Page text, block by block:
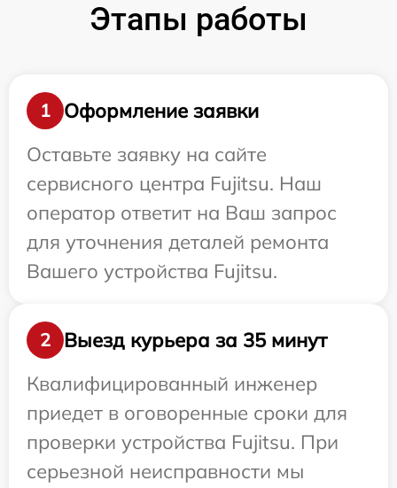
Этапы работы
1
Оформление заявки
Оставьте заявку на сайте
сервисного центра Fujitsu. Наш
оператор ответит на Ваш запрос
для уточнения деталей ремонта
Вашего устройства Fujitsu.
2
Выезд курьера за 35 минут
Квалифицированный инженер
приедет в оговоренные сроки для
проверки устройства Fujitsu. При
серьезной неисправности мы